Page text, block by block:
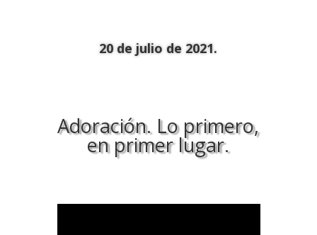
20 de julio de 2021.
Adoración. Lo primero,
en primer lugar.